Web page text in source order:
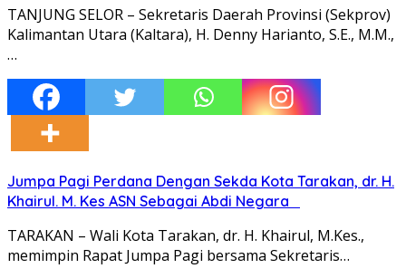
TANJUNG SELOR – Sekretaris Daerah Provinsi (Sekprov)
Kalimantan Utara (Kaltara), H. Denny Harianto, S.E., M.M.,
…
Jumpa Pagi Perdana Dengan Sekda Kota Tarakan, dr. H.
Khairul. M. Kes ASN Sebagai Abdi Negara
TARAKAN – Wali Kota Tarakan, dr. H. Khairul, M.Kes.,
memimpin Rapat Jumpa Pagi bersama Sekretaris…